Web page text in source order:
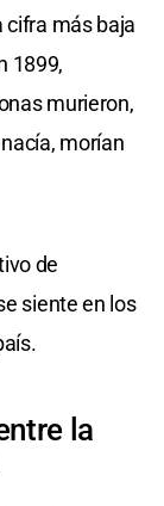
cifra más baja
1899,
murieron,
morían
de
siente en los
la